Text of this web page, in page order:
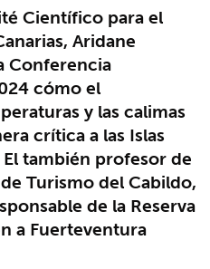
Científico para el
Aridane
Conferencia
cómo el
y las calimas
crítica a las Islas
también profesor de
Turismo del Cabildo,
de la Reserva
a Fuerteventura